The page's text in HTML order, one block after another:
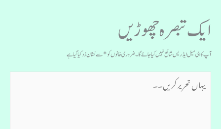
ایک تبصرہ چھوڑیں
آپ کا ای میل ایڈریس شائع نہیں کیا جائے گا۔ضروری خانوں کو*سے نشان زد کیا گیا ہے
تحریر